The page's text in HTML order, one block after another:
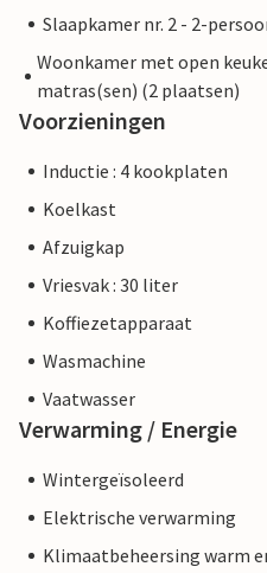
Slaapkamer nr. 2 - 2-
Woonkamer met open
matras(sen) (2 plaatsen)
Voorzieningen
Inductie : 4 kookplaten
Koelkast
Afzuigkap
Vriesvak : 30 liter
Koffiezetapparaat
Wasmachine
Vaatwasser
Verwarming / Energie
Wintergeïsoleerd
Elektrische verwarming
Klimaatbeheersing warm